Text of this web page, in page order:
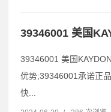
39346001 美国
39346001 美国
优势;39346001承诺正
快...